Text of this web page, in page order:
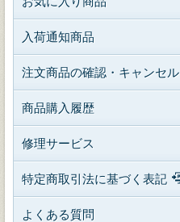
入荷通知商品
注文商品の確認・キャンセル
商品購入履歴
修理サービス
特定商取引法に基づく表記
よくある質問